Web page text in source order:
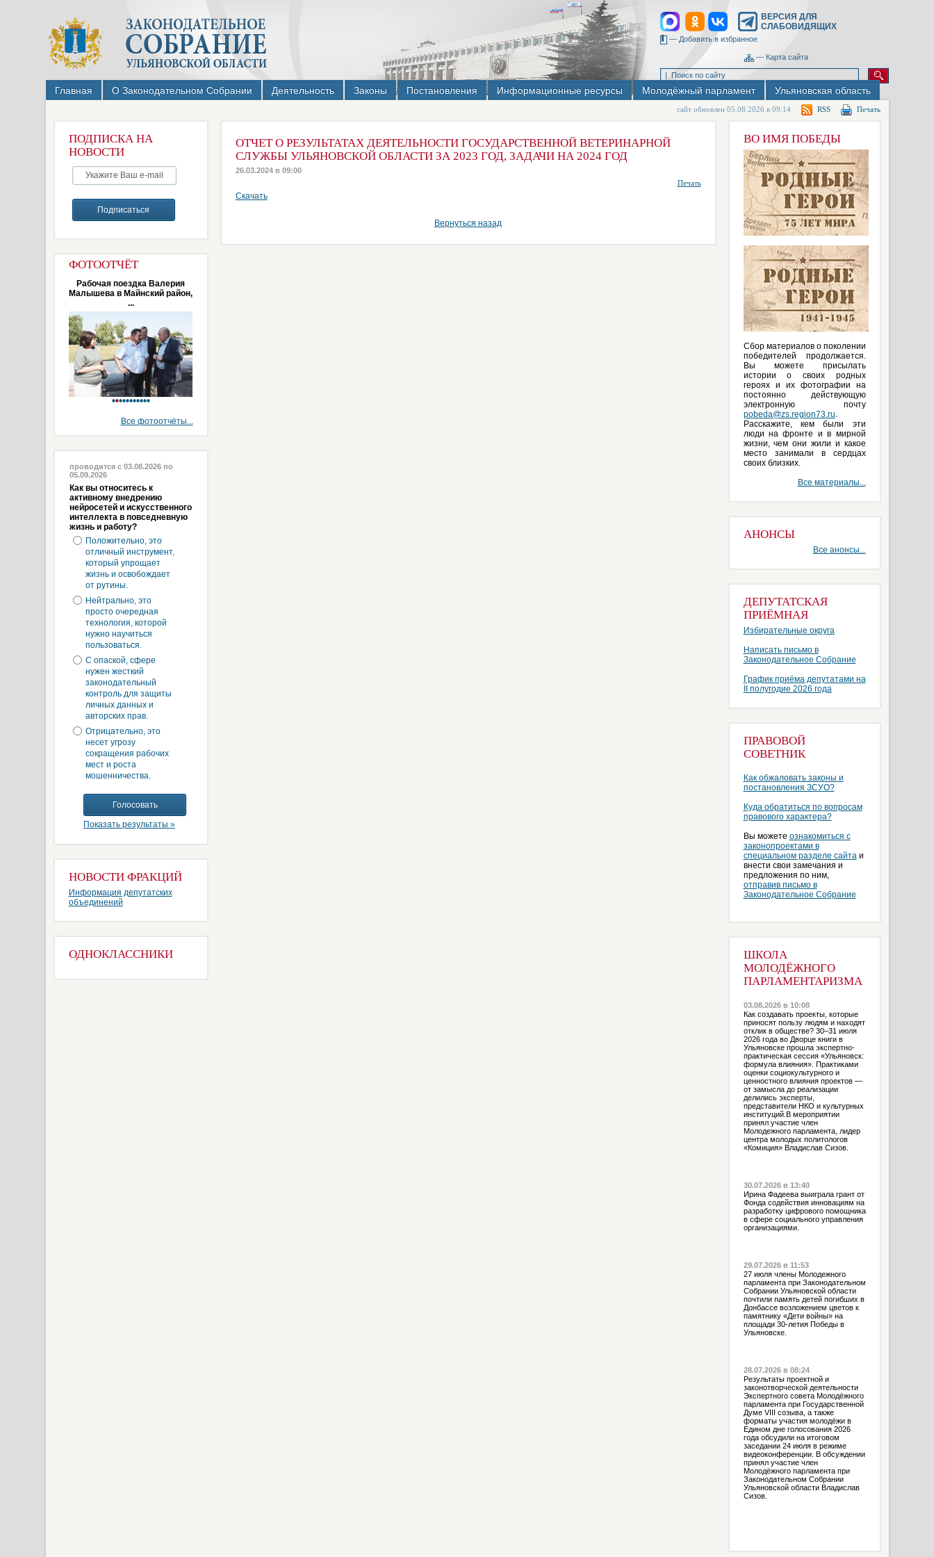
ВЕРСИЯ ДЛЯ
СЛАБОВИДЯЩИХ
— Добавить в избранное
— Карта сайта
Главная О Законодательном Собрании Деятельность Законы Постановления Информационные ресурсы Молодёжный парламент Ульяновская область
сайт обновлен 05.08.2026 в 09:14 RSS Печать
ПОДПИСКА НА
НОВОСТИ
ФОТООТЧЁТ
Рабочая поездка Валерия
Малышева в Майнский район,
...
Все фотоотчёты...
проводится с 03.08.2026 по
05.09.2026
Как вы относитесь к
активному внедрению
нейросетей и искусственного
интеллекта в повседневную
жизнь и работу?
Положительно, это
отличный инструмент,
который упрощает
жизнь и освобождает
от рутины.
Нейтрально, это
просто очередная
технология, которой
нужно научиться
пользоваться.
С опаской, сфере
нужен жесткий
законодательный
контроль для защиты
личных данных и
авторских прав.
Отрицательно, это
несет угрозу
сокращения рабочих
мест и роста
мошенничества.
Показать результаты »
НОВОСТИ ФРАКЦИЙ
Информация депутатских
объединений
ОДНОКЛАССНИКИ
ОТЧЕТ О РЕЗУЛЬТАТАХ ДЕЯТЕЛЬНОСТИ ГОСУДАРСТВЕННОЙ ВЕТЕРИНАРНОЙ
СЛУЖБЫ УЛЬЯНОВСКОЙ ОБЛАСТИ ЗА 2023 ГОД, ЗАДАЧИ НА 2024 ГОД
26.03.2024 в 09:00
Печать
Скачать
Вернуться назад
ВО ИМЯ ПОБЕДЫ
Сбор материалов о поколении
победителей продолжается.
Вы можете присылать
истории о своих родных
героях и их фотографии на
постоянно действующую
электронную почту
pobeda@zs.region73.ru.
Расскажите, кем были эти
люди на фронте и в мирной
жизни, чем они жили и какое
место занимали в сердцах
своих близких.
Все материалы...
АНОНСЫ
Все анонсы...
ДЕПУТАТСКАЯ
ПРИЁМНАЯ
Избирательные округа
Написать письмо в
Законодательное Собрание
График приёма депутатами на
II полугодие 2026 года
ПРАВОВОЙ
СОВЕТНИК
Как обжаловать законы и
постановления ЗСУО?
Куда обратиться по вопросам
правового характера?
Вы можете ознакомиться с
законопроектами в
специальном разделе сайтаи
внести свои замечания и
предложения по ним,
отправив письмо в
Законодательное Собрание
ШКОЛА
МОЛОДЁЖНОГО
ПАРЛАМЕНТАРИЗМА
03.08.2026 в 10:08
Как создавать проекты, которые
приносят пользу людям и находят
отклик в обществе? 30–31 июля
2026 года во Дворце книги в
Ульяновске прошла экспертно-
практическая сессия «Ульяновск:
формула влияния». Практиками
оценки социокультурного и
ценностного влияния проектов —
от замысла до реализации
делились эксперты,
представители НКО и культурных
институций.В мероприятии
принял участие член
Молодежного парламента, лидер
центра молодых политологов
«Комиция» Владислав Сизов.
30.07.2026 в 13:40
Ирина Фадеева выиграла грант от
Фонда содействия инновациям на
разработку цифрового помощника
в сфере социального управления
организациями.
29.07.2026 в 11:53
27 июля члены Молодежного
парламента при Законодательном
Собрании Ульяновской области
почтили память детей погибших в
Донбассе возложением цветов к
памятнику «Дети войны» на
площади 30-летия Победы в
Ульяновске.
28.07.2026 в 08:24
Результаты проектной и
законотворческой деятельности
Экспертного совета Молодёжного
парламента при Государственной
Думе VIII созыва, а также
форматы участия молодёжи в
Едином дне голосования 2026
года обсудили на итоговом
заседании 24 июля в режиме
видеоконференции. В обсуждении
принял участие член
Молодёжного парламента при
Законодательном Собрании
Ульяновской области Владислав
Сизов.